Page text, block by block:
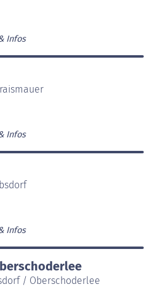
Infos
Infos
Infos
/ Oberschoderlee